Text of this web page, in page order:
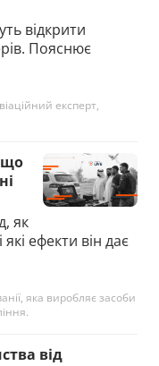
відкрити
Пояснює
експерт,
що
як
ефекти він дає
яка виробляє засоби
від